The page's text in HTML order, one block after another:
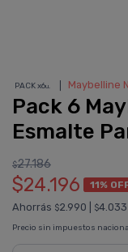
PACK x6u. Maybelline
Pack 6
Esmalte
$27.186
$24.196 11%
Ahorrás $2.990 $
Precio sin impuestos